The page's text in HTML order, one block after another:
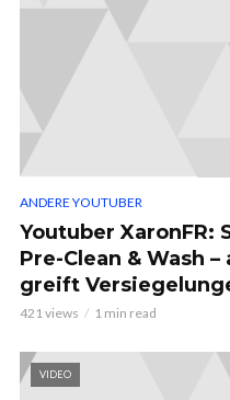
ANDERE YOUTUBER
Youtuber XaronFR:
Pre-Clean & Wash
greift
421 views 1 min read
VIDEO